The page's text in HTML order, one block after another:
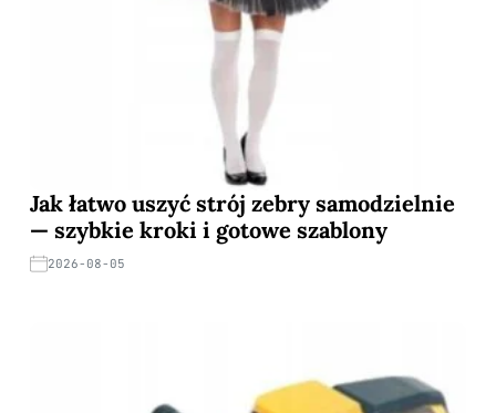
Jak łatwo uszyć strój zebry samodzielnie
— szybkie kroki i gotowe szablony
2026-08-05